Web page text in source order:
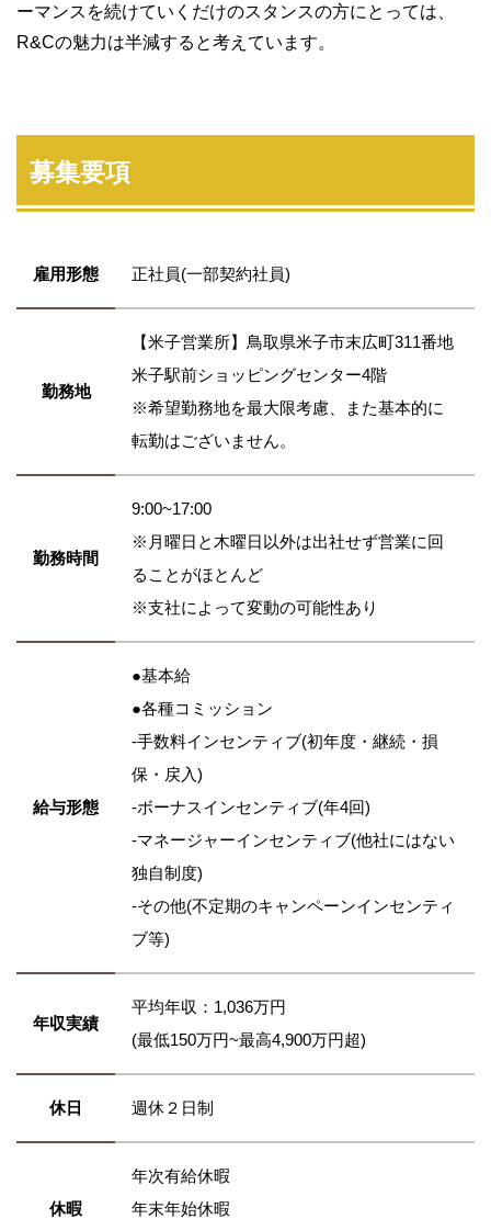
ーマンスを続けていくだけのスタンスの方にとっては、
R&Cの魅力は半減すると考えています。
募集要項
雇用形態 正社員(一部契約社員)
勤務地
【米子営業所】鳥取県米子市末広町311番地
米子駅前ショッピングセンター4階
※希望勤務地を最大限考慮、また基本的に
転勤はございません。
勤務時間
9:00~17:00
※月曜日と木曜日以外は出社せず営業に回
ることがほとんど
※支社によって変動の可能性あり
給与形態
●基本給
●各種コミッション
-手数料インセンティブ(初年度・継続・損
保・戻入)
-ボーナスインセンティブ(年4回)
-マネージャーインセンティブ(他社にはない
独自制度)
-その他(不定期のキャンペーンインセンティ
ブ等)
年収実績
平均年収：1,036万円
(最低150万円~最高4,900万円超)
休日 週休２日制
休暇
年次有給休暇
年末年始休暇